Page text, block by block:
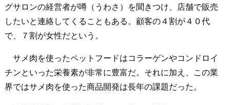
グサロンの経営者が噂（うわさ）を聞きつけ、店舗で販売
したいと連絡してくることもある。顧客の４割が４０代
で、７割が女性だという。
サメ肉を使ったペットフードはコラーゲンやコンドロイ
チンといった栄養素が非常に豊富だ。それに加え、この業
界ではサメ肉を使った商品開発は長年の課題だった。